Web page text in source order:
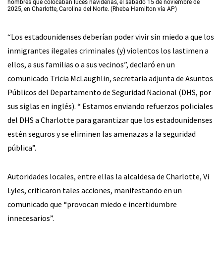
hombres que colocaban luces navideñas, el sábado 15 de noviembre de
2025, en Charlotte, Carolina del Norte. (Rheba Hamilton vía AP)
“Los estadounidenses deberían poder vivir sin miedo a que los
inmigrantes ilegales criminales (y) violentos los lastimen a
ellos, a sus familias o a sus vecinos”, declaró en un
comunicado Tricia McLaughlin, secretaria adjunta de Asuntos
Públicos del Departamento de Seguridad Nacional (DHS, por
sus siglas en inglés). “ Estamos enviando refuerzos policiales
del DHS a Charlotte para garantizar que los estadounidenses
estén seguros y se eliminen las amenazas a la seguridad
pública”.
Autoridades locales, entre ellas la alcaldesa de Charlotte, Vi
Lyles, criticaron tales acciones, manifestando en un
comunicado que “provocan miedo e incertidumbre
innecesarios”.